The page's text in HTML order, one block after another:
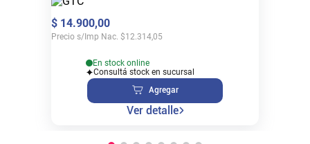
$ 14.900,00
Precio s/Imp Nac. $12.314,05
En stock online
Consultá stock en sucursal
Agregar
Ver detalle